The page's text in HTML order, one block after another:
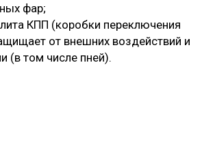
фар;
КПП (коробки переключения
от внешних воздействий и
(в том числе пней).